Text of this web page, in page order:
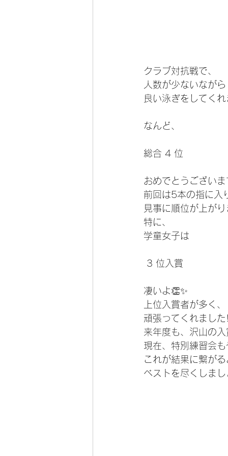
クラブ対抗戦で、
人数が少ないながら
良い泳ぎをしてくれ
なんど、
総合 4 位
おめでとうございま
前回は5本の指に入
見事に順位が上が
特に、
学童女子は
3 位入賞
凄いよ👏✨
上位入賞者が多く、
頑張ってくれました
来年度も、沢山の
現在、特別練習会も
これが結果に繋がる
ベストを尽くしま